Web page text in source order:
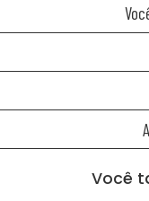
Você